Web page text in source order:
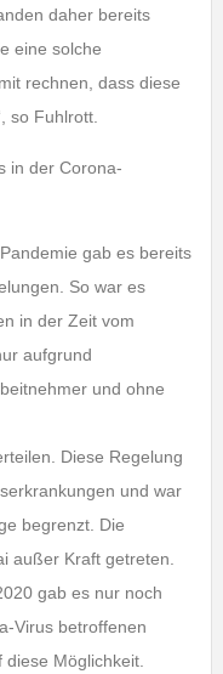
daher bereits
eine solche
rechnen, dass diese
so Fuhlrott.
in der Corona-
gab es bereits
So war es
in der Zeit vom
aufgrund
und ohne
Diese Regelung
und war
begrenzt. Die
außer Kraft getreten.
gab es nur noch
Virus betroffenen
Möglichkeit.